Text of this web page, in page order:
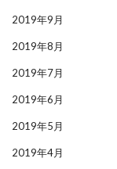
2019年9月
2019年8月
2019年7月
2019年6月
2019年5月
2019年4月